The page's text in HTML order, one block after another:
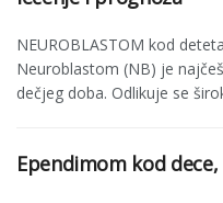
NEUROBLASTOM kod
Neuroblastom (NB) je
dečjeg doba. Odlikuje se
Ependimom kod